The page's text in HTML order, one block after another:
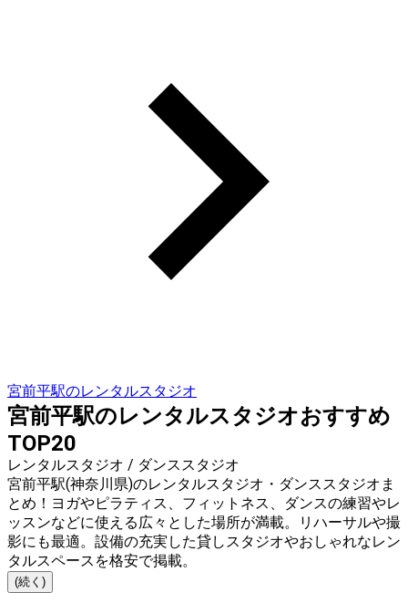
宮前平駅のレンタルスタジオ
宮前平駅のレンタルスタジオおすすめ
TOP20
レンタルスタジオ / ダンススタジオ
宮前平駅(神奈川県)のレンタルスタジオ・ダンススタジオま
とめ！ヨガやピラティス、フィットネス、ダンスの練習やレ
ッスンなどに使える広々とした場所が満載。リハーサルや撮
影にも最適。設備の充実した貸しスタジオやおしゃれなレン
タルスペースを格安で掲載。
(続く)